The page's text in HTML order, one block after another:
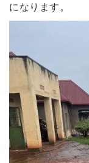
になります。